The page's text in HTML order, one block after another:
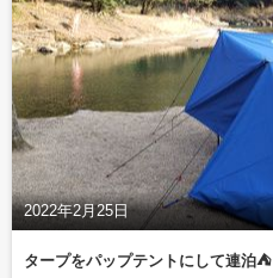
2022年2月25日
タープをパップテントにして連泊⛺